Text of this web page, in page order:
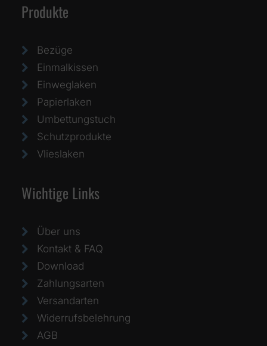
Produkte
Bezüge
Einmalkissen
Einweglaken
Papierlaken
Umbettungstuch
Schutzprodukte
Vlieslaken
Wichtige Links
Über uns
Kontakt & FAQ
Download
Zahlungsarten
Versandarten
Widerrufsbelehrung
AGB